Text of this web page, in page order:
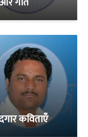
कविताएँ